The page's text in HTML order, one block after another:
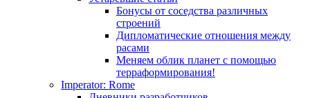
Бонусы от соседства различных
строений
Дипломатические отношения между
расами
Меняем облик планет с помощью
терраформирования!
Imperator: Rome